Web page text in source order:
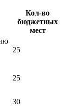
Кол-во
бюджетных
мест
25
25
30